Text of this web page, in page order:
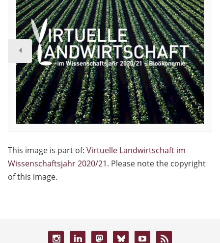
This image is part of: Virtuelle Landwirtschaft im
Wissenschaftsjahr 2020/21. Please note the copyright
of this image.